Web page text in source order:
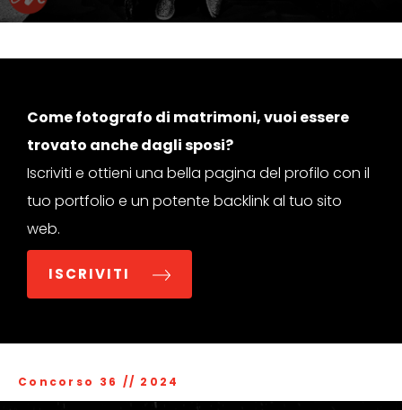
Come fotografo di matrimoni, vuoi essere
trovato anche dagli sposi?
Iscriviti e ottieni una bella pagina del profilo con il
tuo portfolio e un potente backlink al tuo sito
web.
ISCRIVITI
Concorso 36 // 2024